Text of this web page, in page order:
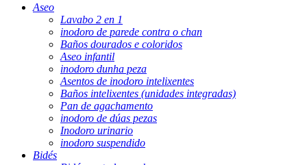
Aseo
Lavabo 2 en 1
inodoro de parede contra o chan
Baños dourados e coloridos
Aseo infantil
inodoro dunha peza
Asentos de inodoro intelixentes
Baños intelixentes (unidades integradas)
Pan de agachamento
inodoro de dúas pezas
Inodoro urinario
inodoro suspendido
Bidés